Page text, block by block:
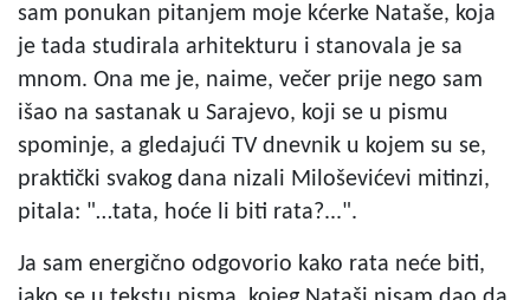
sam ponukan pitanjem moje kćerke Nataše, koja
je tada studirala arhitekturu i stanovala je sa
mnom. Ona me je, naime, večer prije nego sam
išao na sastanak u Sarajevo, koji se u pismu
spominje, a gledajući TV dnevnik u kojem su se,
praktički svakog dana nizali Miloševićevi mitinzi,
pitala: "…tata, hoće li biti rata?...".
Ja sam energično odgovorio kako rata neće biti,